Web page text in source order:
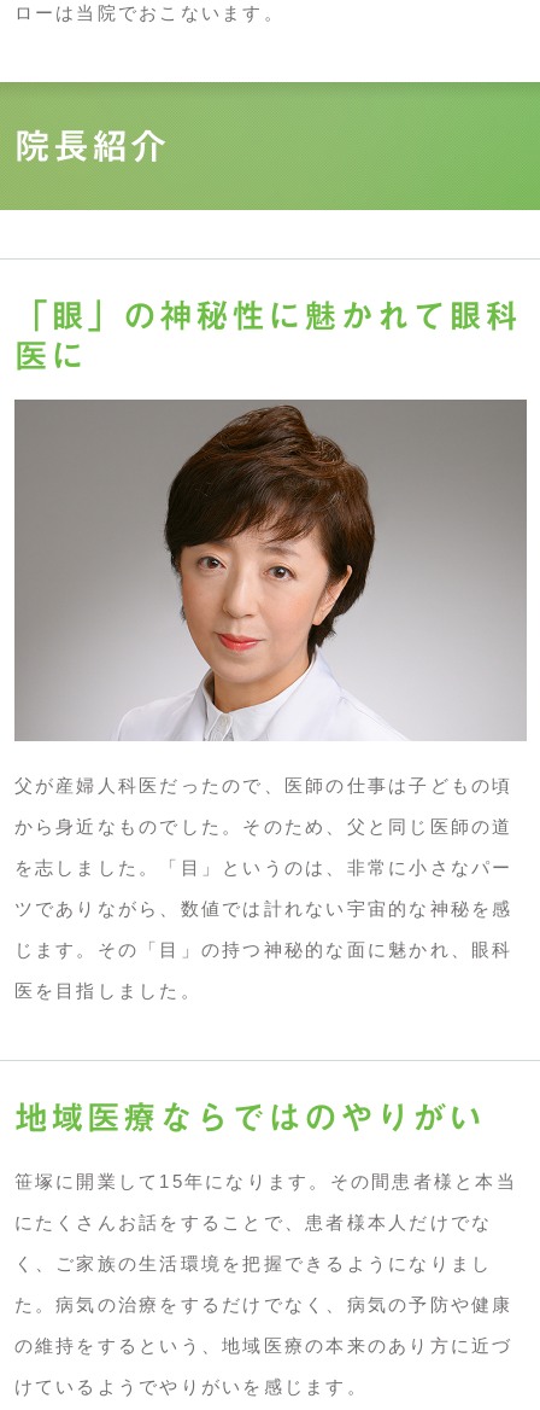
ローは当院でおこないます。
院長紹介
「眼」の神秘性に魅かれて眼科
医に
父が産婦人科医だったので、医師の仕事は子どもの頃
から身近なものでした。そのため、父と同じ医師の道
を志しました。「目」というのは、非常に小さなパー
ツでありながら、数値では計れない宇宙的な神秘を感
じます。その「目」の持つ神秘的な面に魅かれ、眼科
医を目指しました。
地域医療ならではのやりがい
笹塚に開業して15年になります。その間患者様と本当
にたくさんお話をすることで、患者様本人だけでな
く、ご家族の生活環境を把握できるようになりまし
た。病気の治療をするだけでなく、病気の予防や健康
の維持をするという、地域医療の本来のあり方に近づ
けているようでやりがいを感じます。